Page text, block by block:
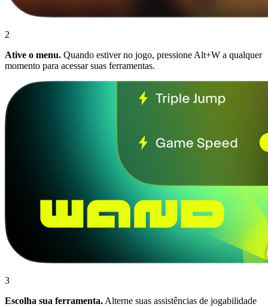
2
Ative o menu. Quando estiver no jogo, pressione Alt+W a qualquer
momento para acessar suas ferramentas.
3
Escolha sua ferramenta. Alterne suas assistências de jogabilidade